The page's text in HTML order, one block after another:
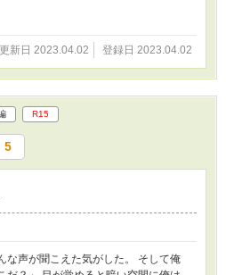
新日 2023.04.02 登録日 2023.04.02
R15
5
な声が聞こえた気がした。 そして俺